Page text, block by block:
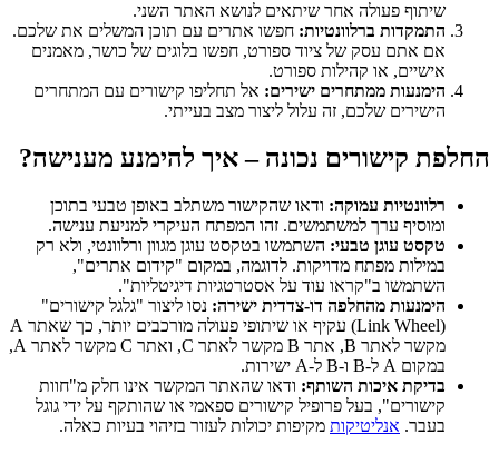
שיתוף פעולה אחר שיתאים לנושא האתר השני.
התמקדות ברלוונטיות: חפשו אתרים עם תוכן המשלים את שלכם.
אם אתם עסק של ציוד ספורט, חפשו בלוגים של כושר, מאמנים
אישיים, או קהילות ספורט.
הימנעות ממתחרים ישירים: אל תחליפו קישורים עם המתחרים
הישירים שלכם, זה עלול ליצור מצב בעייתי.
החלפת קישורים נכונה – איך להימנע מענישה?
רלוונטיות עמוקה: ודאו שהקישור משתלב באופן טבעי בתוכן
ומוסיף ערך למשתמשים. זהו המפתח העיקרי למניעת ענישה.
טקסט עוגן טבעי: השתמשו בטקסט עוגן מגוון ורלוונטי, ולא רק
במילות מפתח מדויקות. לדוגמה, במקום "קידום אתרים",
השתמשו ב"קראו עוד על אסטרטגיות דיגיטליות".
הימנעות מהחלפה דו-צדדית ישירה: נסו ליצור "גלגל קישורים"
(Link Wheel) עקיף או שיתופי פעולה מורכבים יותר, כך שאתר A
מקשר לאתר B, אתר B מקשר לאתר C, ואתר C מקשר לאתר A,
במקום A ל-B ו-B ל-A ישירות.
בדיקת איכות השותף: ודאו שהאתר המקשר אינו חלק מ"חוות
קישורים", בעל פרופיל קישורים ספאמי או שהותקף על ידי גוגל
בעבר. אנליטיקות מקיפות יכולות לעזור בזיהוי בעיות כאלה.